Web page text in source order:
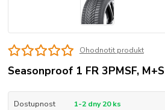
Ohodnotit produkt
Seasonproof 1 FR 3PMSF, M+S
Dostupnost
1-2 dny 20 ks